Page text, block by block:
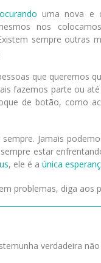
uma nova e
nos
sempre outras
que queremos
fazemos parte ou
de botão, como
Jamais
estar
, ele é a única
problemas, diga aos
verdadeira